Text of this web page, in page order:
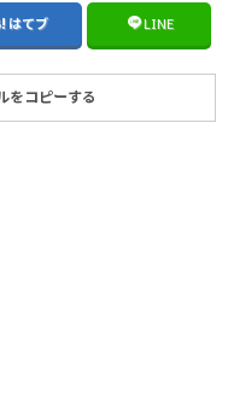
はてブ LINE
をコピーする